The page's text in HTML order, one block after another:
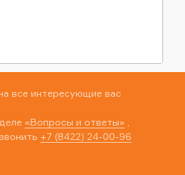
все интересующие вас
«Вопросы и ответы»
+7 (8422) 24-00-96